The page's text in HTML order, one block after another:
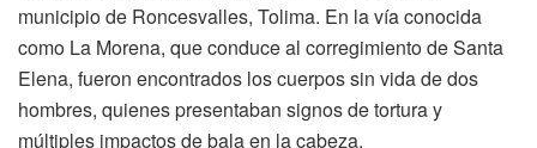
municipio de Roncesvalles, Tolima. En la vía conocida
como La Morena, que conduce al corregimiento de Santa
Elena, fueron encontrados los cuerpos sin vida de dos
hombres, quienes presentaban signos de tortura y
múltiples impactos de bala en la cabeza.